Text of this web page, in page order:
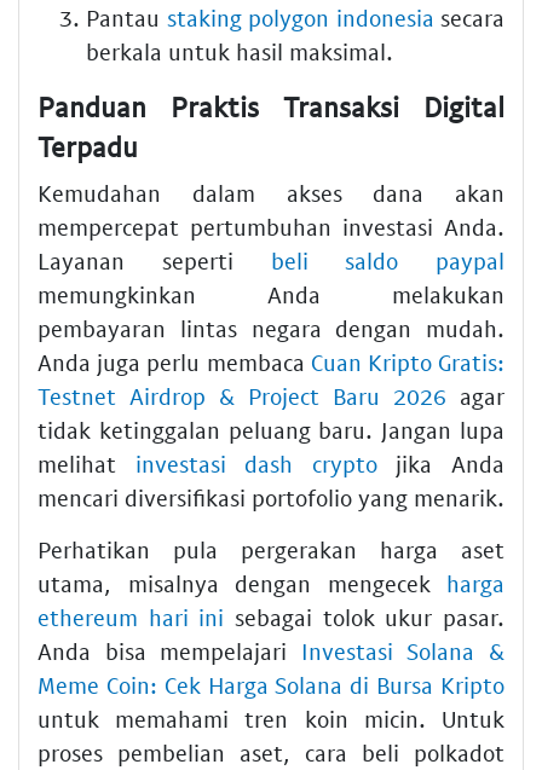
Pantau staking polygon indonesia secara
berkala untuk hasil maksimal.
Panduan Praktis Transaksi Digital
Terpadu
Kemudahan dalam akses dana akan
mempercepat pertumbuhan investasi Anda.
Layanan seperti beli saldo paypal
memungkinkan Anda melakukan
pembayaran lintas negara dengan mudah.
Anda juga perlu membaca Cuan Kripto Gratis:
Testnet Airdrop & Project Baru 2026 agar
tidak ketinggalan peluang baru. Jangan lupa
melihat investasi dash cryptojika Anda
mencari diversifikasi portofolio yang menarik.
Perhatikan pula pergerakan harga aset
utama, misalnya dengan mengecek harga
ethereum hari ini sebagai tolok ukur pasar.
Anda bisa mempelajari Investasi Solana &
Meme Coin: Cek Harga Solana di Bursa Kripto
untuk memahami tren koin micin. Untuk
proses pembelian aset, cara beli polkadot